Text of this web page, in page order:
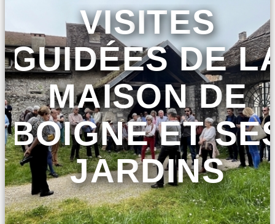
VISITES
GUIDÉES DE
MAISON DE
BOIGNE ET
JARDINS